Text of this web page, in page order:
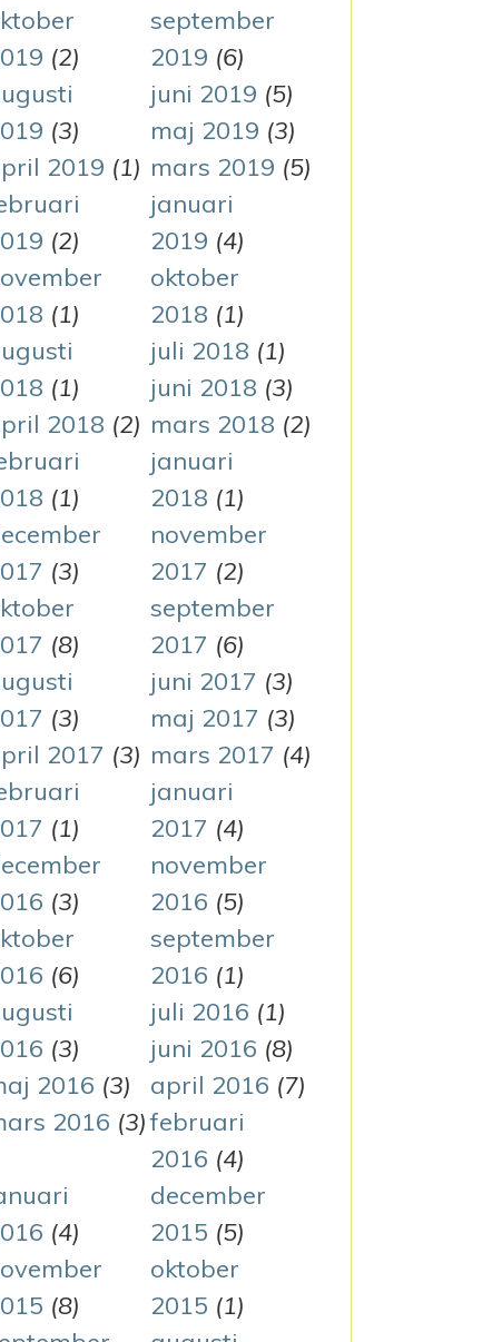
(2)
september
2019 (6)
(3)
juni 2019 (5)
maj 2019 (3)
2019 (1) mars 2019 (5)
(2)
januari
2019 (4)
(1)
oktober
2018 (1)
(1)
juli 2018 (1)
juni 2018 (3)
2018 (2) mars 2018 (2)
(1)
januari
2018 (1)
(3)
november
2017 (2)
(8)
september
2017 (6)
(3)
juni 2017 (3)
maj 2017 (3)
2017 (3) mars 2017 (4)
(1)
januari
2017 (4)
(3)
november
2016 (5)
(6)
september
2016 (1)
(3)
juli 2016 (1)
juni 2016 (8)
2016 (3) april 2016 (7)
2016 (3)februari
2016 (4)
(4)
december
2015 (5)
(8)
oktober
2015 (1)